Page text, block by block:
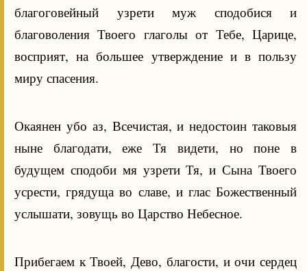
благоговейный узрети муж сподобися и
благоволения Твоего глаголы от Тебе, Царице,
восприят, на большее утверждение и в пользу
миру спасения.
Окаянен убо аз, Всечистая, и недостоин таковыя
ныне благодати, еже Тя видети, но поне в
будущем сподоби мя узрети Тя, и Сына Твоего
усрести, грядуща во славе, и глас Божественный
услышати, зовущь во Царство Небесное.
Прибегаем к Твоей, Дево, благости, и очи сердец